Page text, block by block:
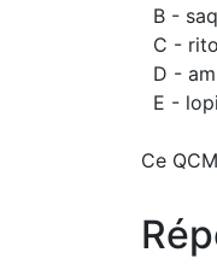
B -
C -
D -
E -
Ce